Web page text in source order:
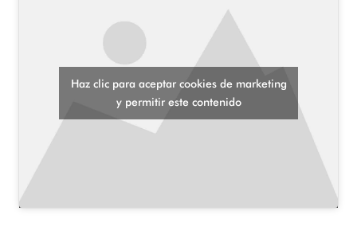
Haz clic para aceptar cookies de marketing
y permitir este contenido